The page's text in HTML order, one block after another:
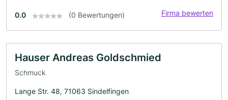
0.0 (0 Bewertungen) Firma bewerten
Hauser Andreas Goldschmied
Schmuck
Lange Str. 48, 71063 Sindelfingen